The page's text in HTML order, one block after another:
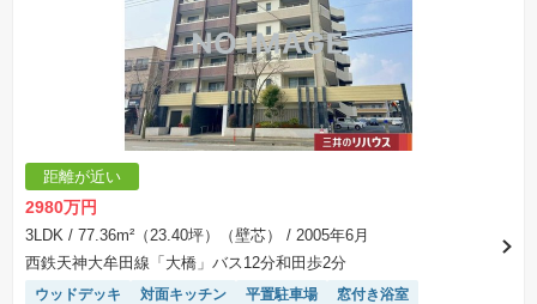
距離が近い
2980万円
3LDK / 77.36m²（23.40坪）（壁芯）
/ 2005年6月
西鉄天神大牟田線「大橋」バス12分和田歩2分
ウッドデッキ 対面キッチン 平置駐車場
窓付き浴室